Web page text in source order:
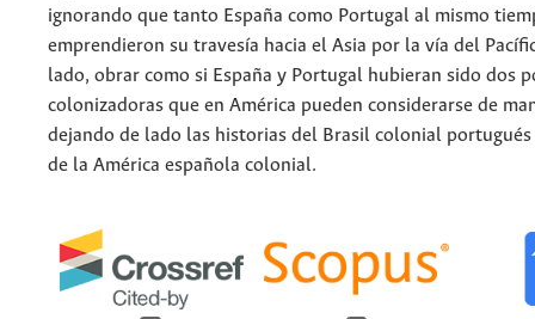
ignorando que tanto España como Portugal al mismo
emprendieron su travesía hacia el Asia por la vía del
lado, obrar como si España y Portugal hubieran sido dos
colonizadoras que en América pueden considerarse de
dejando de lado las historias del Brasil colonial
de la América española colonial.